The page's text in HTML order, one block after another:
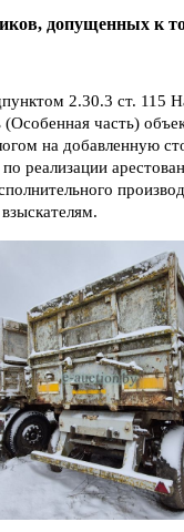
допущенных к
2.30.3 ст. 115
(Особенная часть)
на добавленную
реализации